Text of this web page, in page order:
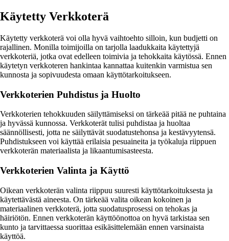
Käytetty Verkkoterä
Käytetty verkkoterä voi olla hyvä vaihtoehto silloin, kun budjetti on
rajallinen. Monilla toimijoilla on tarjolla laadukkaita käytettyjä
verkkoteriä, jotka ovat edelleen toimivia ja tehokkaita käytössä. Ennen
käytetyn verkkoteren hankintaa kannattaa kuitenkin varmistua sen
kunnosta ja sopivuudesta omaan käyttötarkoitukseen.
Verkkoterien Puhdistus ja Huolto
Verkkoterien tehokkuuden säilyttämiseksi on tärkeää pitää ne puhtaina
ja hyvässä kunnossa. Verkkoterät tulisi puhdistaa ja huoltaa
säännöllisesti, jotta ne säilyttävät suodatustehonsa ja kestävyytensä.
Puhdistukseen voi käyttää erilaisia pesuaineita ja työkaluja riippuen
verkkoterän materiaalista ja likaantumisasteesta.
Verkkoterien Valinta ja Käyttö
Oikean verkkoterän valinta riippuu suuresti käyttötarkoituksesta ja
käytettävästä aineesta. On tärkeää valita oikean kokoinen ja
materiaalinen verkkoterä, jotta suodatusprosessi on tehokas ja
häiriötön. Ennen verkkoterän käyttöönottoa on hyvä tarkistaa sen
kunto ja tarvittaessa suorittaa esikäsittelemään ennen varsinaista
käyttöä.